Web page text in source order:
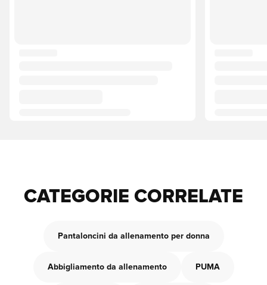
CATEGORIE CORRELATE
Pantaloncini da allenamento per donna
Abbigliamento da allenamento PUMA